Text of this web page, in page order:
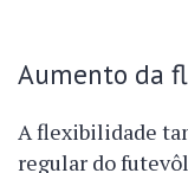
Aumento da
A flexibilidade
regular do